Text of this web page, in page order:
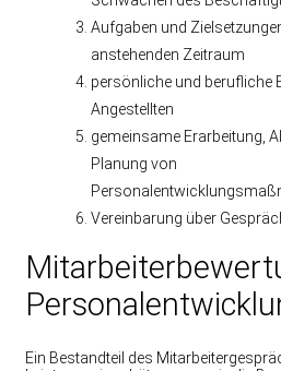
Aufgaben und
anstehenden Zeitraum
persönliche und berufliche
Angestellten
gemeinsame Erarbeitung,
Planung von
Vereinbarung über
Ein Bestandteil des